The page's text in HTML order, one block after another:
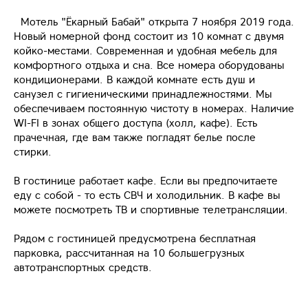
Мотель "Ёкарный Бабай" открыта 7 ноября 2019 года.
Новый номерной фонд состоит из 10 комнат с двумя
койко-местами. Современная и удобная мебель для
комфортного отдыха и сна. Все номера оборудованы
кондиционерами. В каждой комнате есть душ и
санузел с гигиеническими принадлежностями. Мы
обеспечиваем постоянную чистоту в номерах. Наличие
WI-FI в зонах общего доступа (холл, кафе). Есть
прачечная, где вам также погладят белье после
стирки.
В гостинице работает кафе. Если вы предпочитаете
еду с собой - то есть СВЧ и холодильник. В кафе вы
можете посмотреть ТВ и спортивные телетрансляции.
Рядом с гостиницей предусмотрена бесплатная
парковка, рассчитанная на 10 большегрузных
автотранспортных средств.